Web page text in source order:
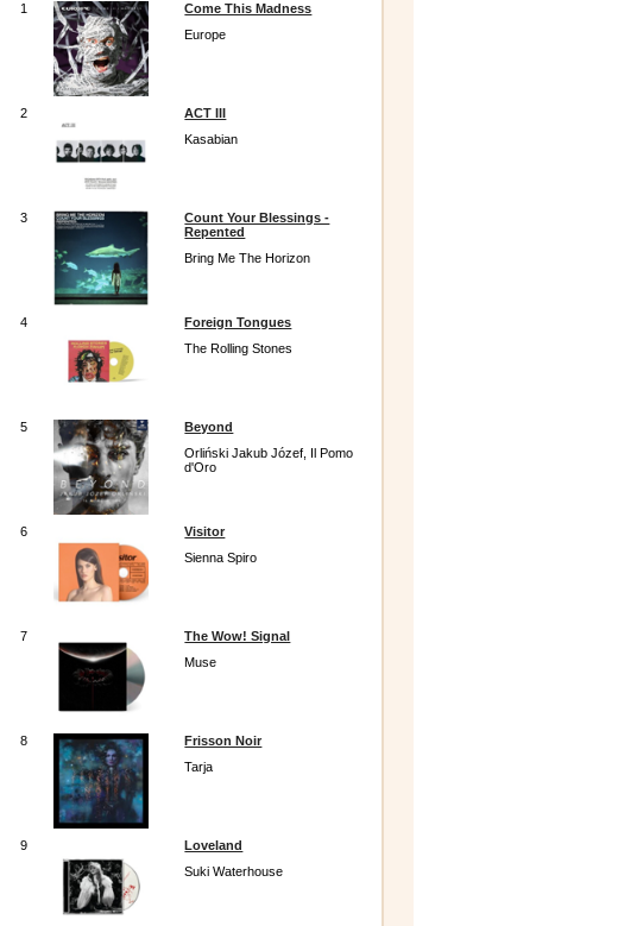
1
Come This Madness
Europe
2
ACT III
Kasabian
3
Count Your Blessings -
Repented
Bring Me The Horizon
4
Foreign Tongues
The Rolling Stones
5
Beyond
Orliński Jakub Józef, Il Pomo
d'Oro
6
Visitor
Sienna Spiro
7
The Wow! Signal
Muse
8
Frisson Noir
Tarja
9
Loveland
Suki Waterhouse